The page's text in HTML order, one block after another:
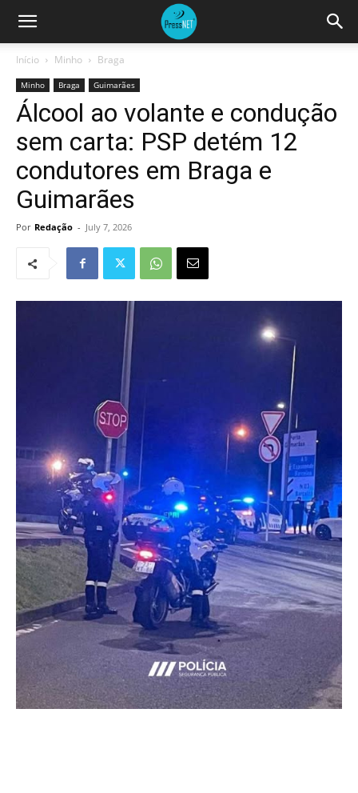
Início Minho Braga
Minho Braga Guimarães
Álcool ao volante e condução
sem carta: PSP detém 12
condutores em Braga e
Guimarães
Por Redação - July 7, 2026